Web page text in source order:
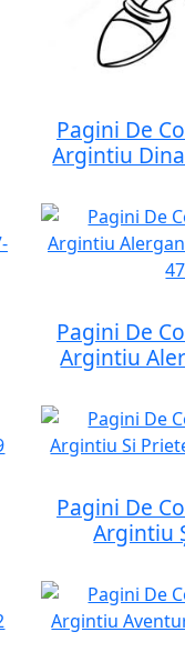
Pagini De
Argintiu
Pagini De
Argintiu
Pagini De
Argintiu